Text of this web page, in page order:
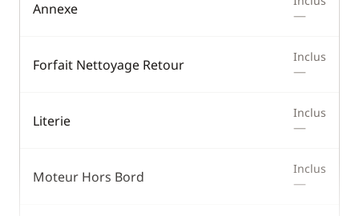
Annexe —
Forfait Nettoyage Retour Inclus
—
Literie Inclus
—
Moteur Hors Bord Inclus
—